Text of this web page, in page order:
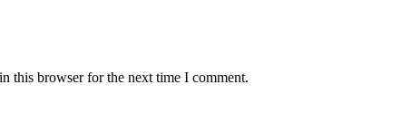
this browser for the next time I comment.